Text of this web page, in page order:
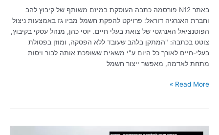
באתר N12 פורסמה כתבה העוסקת במיזם משותף של קיבוץ להב
וחברת האנרגיה דוראל: פרויקט להפקת חשמל מביו גז באמצעות ניצול
הפוטנציאל האנרגטי של צואת בעלי חיים. יוסי כהן, מנהל עסקי בקיבוץ,
צוטט בכתבה: "המתקן בלהב שעובד ללא הפסקה, ומוזן בפסולת
בעלי-חיים לאורך כל היום ע"י משאית ששופכת אותה לבור ויסות
מתחת לאדמה, מאפשר ייצור חשמל
Read More »
איתן